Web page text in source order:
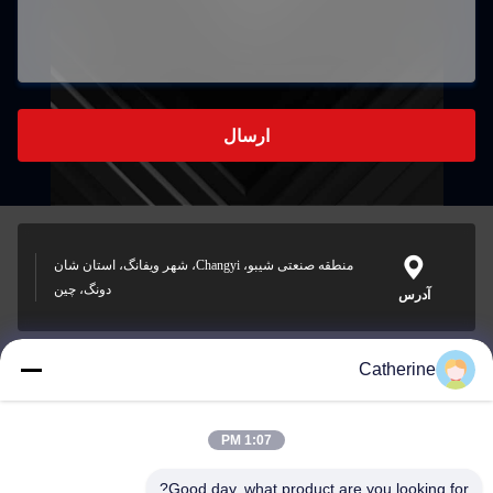
ارسال
آدرس
منطقه صنعتی شیبو، Changyi، شهر ویفانگ، استان شان
دونگ، چین
padraic@huayumachine.cn
Catherine
1:07 PM
Good day, what product are you looking for?